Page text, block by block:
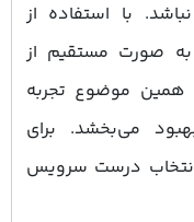
با استفاده از
صورت مستقیم از
همین موضوع تجربه
می‌بخشد. برای
انتخاب درست سرویس